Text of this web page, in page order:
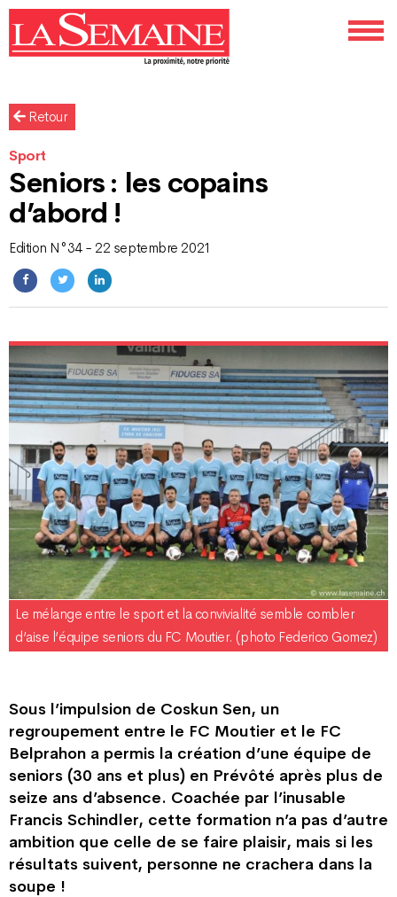
Retour
Sport
Seniors : les copains
d’abord !
Edition N°34 - 22 septembre 2021
Le mélange entre le sport et la convivialité semble combler
d’aise l’équipe seniors du FC Moutier. (photo Federico Gomez)
Sous l’impulsion de Coskun Sen, un
regroupement entre le FC Moutier et le FC
Belprahon a permis la création d’une équipe de
seniors (30 ans et plus) en Prévôté après plus de
seize ans d’absence. Coachée par l’inusable
Francis Schindler, cette formation n’a pas d’autre
ambition que celle de se faire plaisir, mais si les
résultats suivent, personne ne crachera dans la
soupe !